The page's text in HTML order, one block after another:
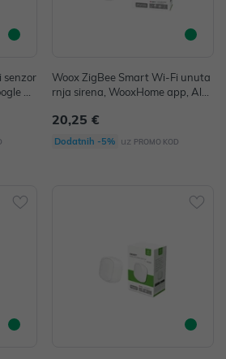
senzor
As
Woox ZigBee Smart Wi-Fi unuta
rnja sirena, WooxHome app, Alex
20,25 €
Dodatnih -5% uz PROMO KOD